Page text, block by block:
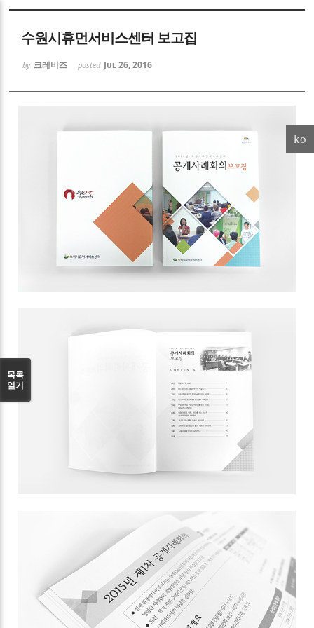
수원시휴먼서비스센터 보고집
by 크레비즈 posted Jul 26, 2016
목록
열기
ko
Sketchbook5, 스케치북5
Sketchbook5, 스케치북5